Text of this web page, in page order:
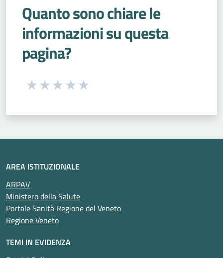
Quanto sono chiare le
informazioni su questa
pagina?
Seleziona una valutazione da 1 a 5 stelle
AREA ISTITUZIONALE
ARPAV
Ministero della Salute
Portale Sanità Regione del Veneto
Regione Veneto
TEMI IN EVIDENZA